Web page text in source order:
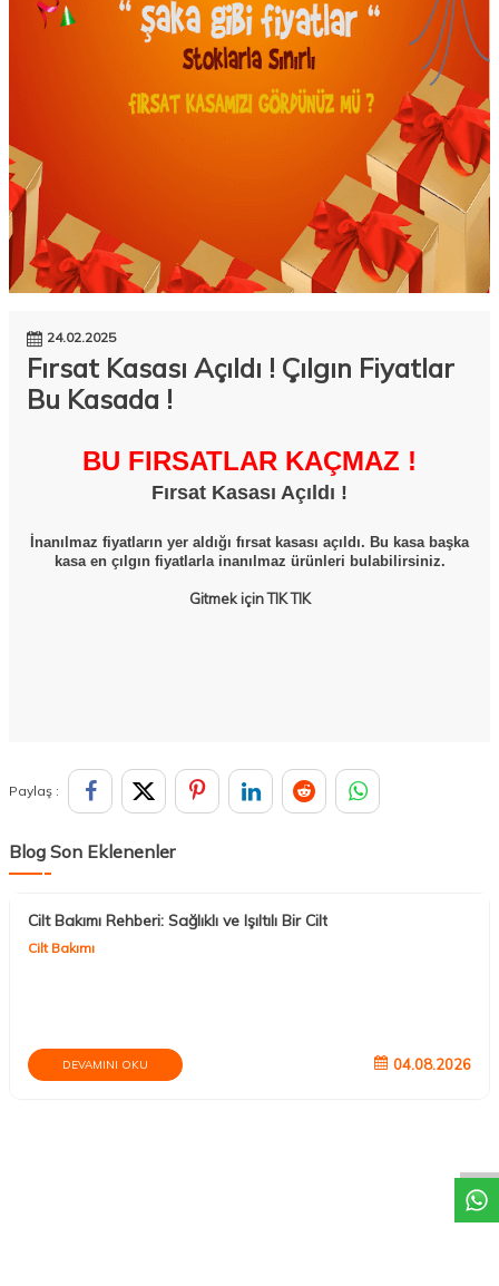
24.02.2025
Fırsat Kasası Açıldı ! Çılgın Fiyatlar
Bu Kasada !
BU FIRSATLAR KAÇMAZ !
Fırsat Kasası Açıldı !
İnanılmaz fiyatların yer aldığı fırsat kasası açıldı. Bu kasa başka
kasa en çılgın fiyatlarla inanılmaz ürünleri bulabilirsiniz.
Gitmek içinTIK TIK
Paylaş :
Blog Son Eklenenler
Cilt Bakımı Rehberi: Sağlıklı ve Işıltılı Bir Cilt
Cilt Bakımı
DEVAMINI OKU 04.08.2026